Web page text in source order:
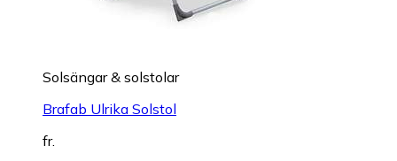
Solsängar & solstolar
Brafab Ulrika Solstol
fr.